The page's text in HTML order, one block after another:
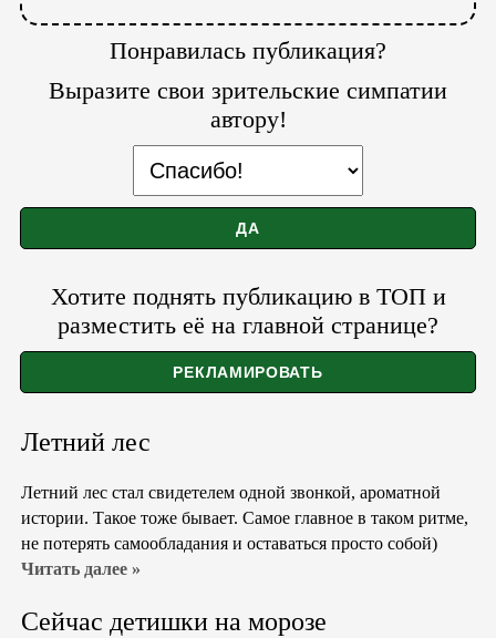
Понравилась публикация?
Выразите свои зрительские симпатии
автору!
Хотите поднять публикацию в ТОП и
разместить её на главной странице?
Летний лес
Летний лес стал свидетелем одной звонкой, ароматной
истории. Такое тоже бывает. Самое главное в таком ритме,
не потерять самообладания и оставаться просто собой)
Читать далее »
Сейчас детишки на морозе